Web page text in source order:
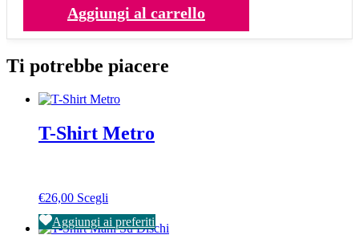
del
prodotto
Dj
Aggiungi al carrello
Ti potrebbe piacere
T-Shirt Metro
€26,00 Scegli
prodotto
ha
Aggiungi ai preferiti